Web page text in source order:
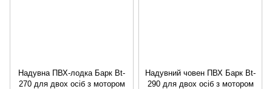
Надувна ПВХ-лодка Барк Bt-
270 для двох осіб з мотором
Надувний човен ПВХ Барк Bt-
290 для двох осіб з мотором